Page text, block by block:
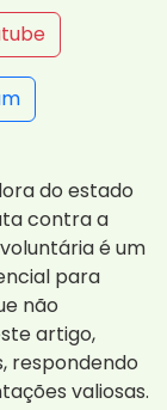
do estado
contra a
é um
para
não
artigo,
respondendo
valiosas.